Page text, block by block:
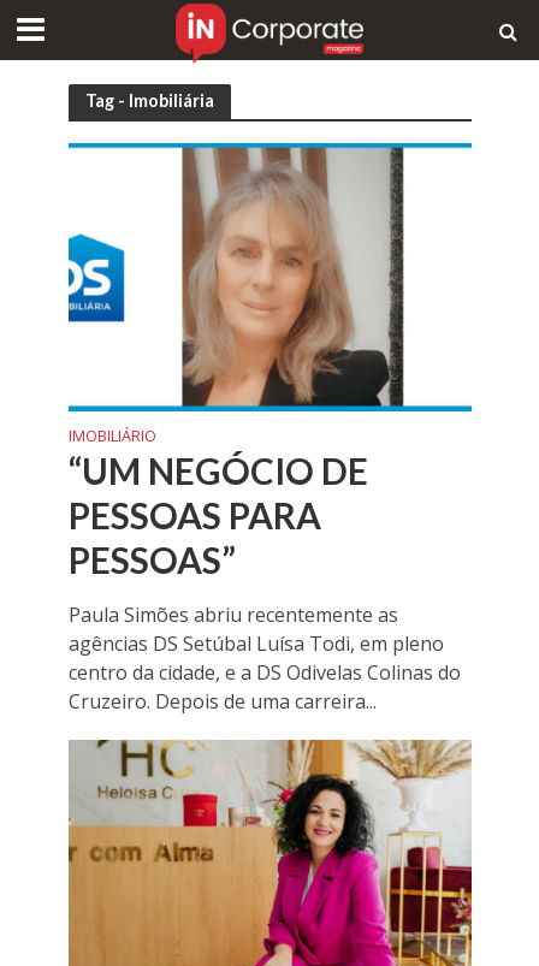
Tag - Imobiliária
IMOBILIÁRIO
“UM NEGÓCIO DE
PESSOAS PARA
PESSOAS”
Paula Simões abriu recentemente as
agências DS Setúbal Luísa Todi, em pleno
centro da cidade, e a DS Odivelas Colinas do
Cruzeiro. Depois de uma carreira...